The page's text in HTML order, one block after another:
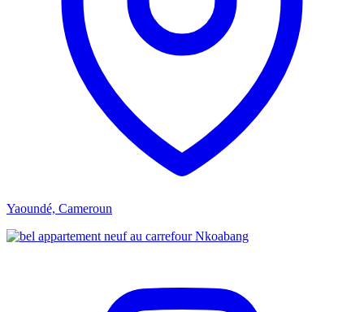
Yaoundé, Cameroun